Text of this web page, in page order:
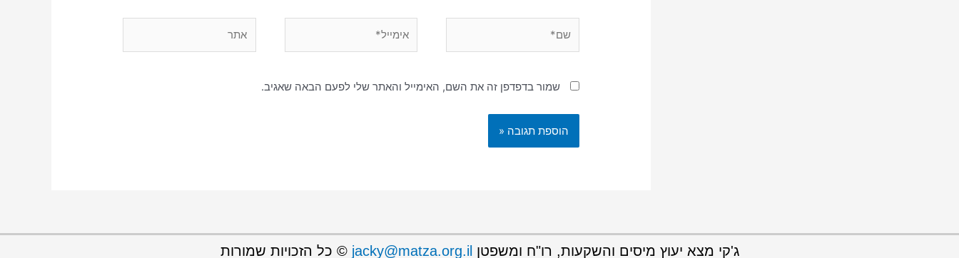
שמור בדפדפן זה את השם, האימייל והאתר שלי לפעם הבאה שאגיב.
ג'קי מצא יעוץ מיסים והשקעות, רו"ח ומשפטן jacky@matza.org.il © כל הזכויות שמורות